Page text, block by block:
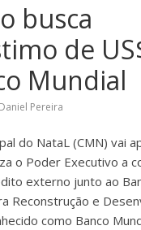
busca
de
Mundial
Daniel Pereira
do NataL (CMN) vai
o Poder Executivo a
externo junto ao
Reconstrução e
como Banco